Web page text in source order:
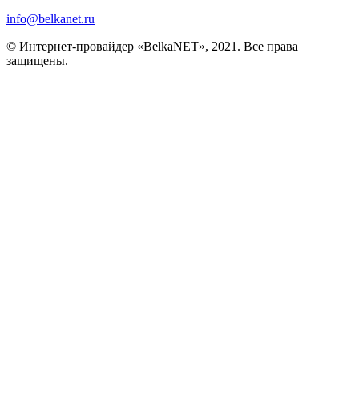
info@belkanet.ru
© Интернет-провайдер «BelkaNET», 2021. Все права
защищены.